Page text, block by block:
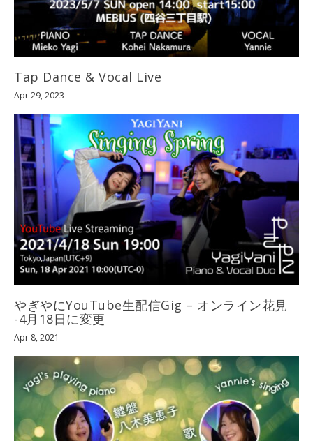
Tap Dance & Vocal Live
Apr 29, 2023
やぎやにYouTube生配信Gig – オンライン花見
-4月18日に変更
Apr 8, 2021